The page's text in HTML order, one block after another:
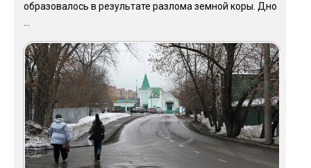
образовалось в результате разлома земной коры. Дно